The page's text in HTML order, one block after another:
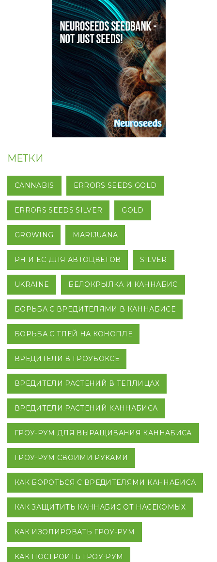
МЕТКИ
CANNABIS ERRORS SEEDS GOLD
ERRORS SEEDS SILVER GOLD
GROWING MARIJUANA
PH И EC ДЛЯ АВТОЦВЕТОВ SILVER
UKRAINE БЕЛОКРЫЛКА И КАННАБИС
БОРЬБА С ВРЕДИТЕЛЯМИ В КАННАБИСЕ
БОРЬБА С ТЛЕЙ НА КОНОПЛЕ
ВРЕДИТЕЛИ В ГРОУБОКСЕ
ВРЕДИТЕЛИ РАСТЕНИЙ В ТЕПЛИЦАХ
ВРЕДИТЕЛИ РАСТЕНИЙ КАННАБИСА
ГРОУ-РУМ ДЛЯ ВЫРАЩИВАНИЯ КАННАБИСА
ГРОУ-РУМ СВОИМИ РУКАМИ
КАК БОРОТЬСЯ С ВРЕДИТЕЛЯМИ КАННАБИСА
КАК ЗАЩИТИТЬ КАННАБИС ОТ НАСЕКОМЫХ
КАК ИЗОЛИРОВАТЬ ГРОУ-РУМ
КАК ПОСТРОИТЬ ГРОУ-РУМ